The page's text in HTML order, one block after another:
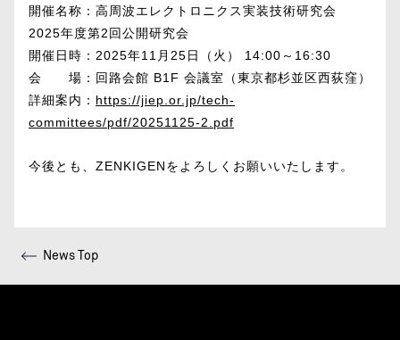
開催名称：高周波エレクトロニクス実装技術研究会
2025年度第2回公開研究会
開催日時：2025年11月25日（火） 14:00～16:30
会 場：回路会館 B1F 会議室（東京都杉並区西荻窪）
詳細案内： https://jiep.or.jp/tech-
committees/pdf/20251125-2.pdf
今後とも、ZENKIGENをよろしくお願いいたします。
News Top